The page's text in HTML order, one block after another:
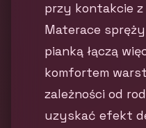
przy kontakcie z
Materace
pianką łączą
komfortem
zależności od
uzyskać efekt